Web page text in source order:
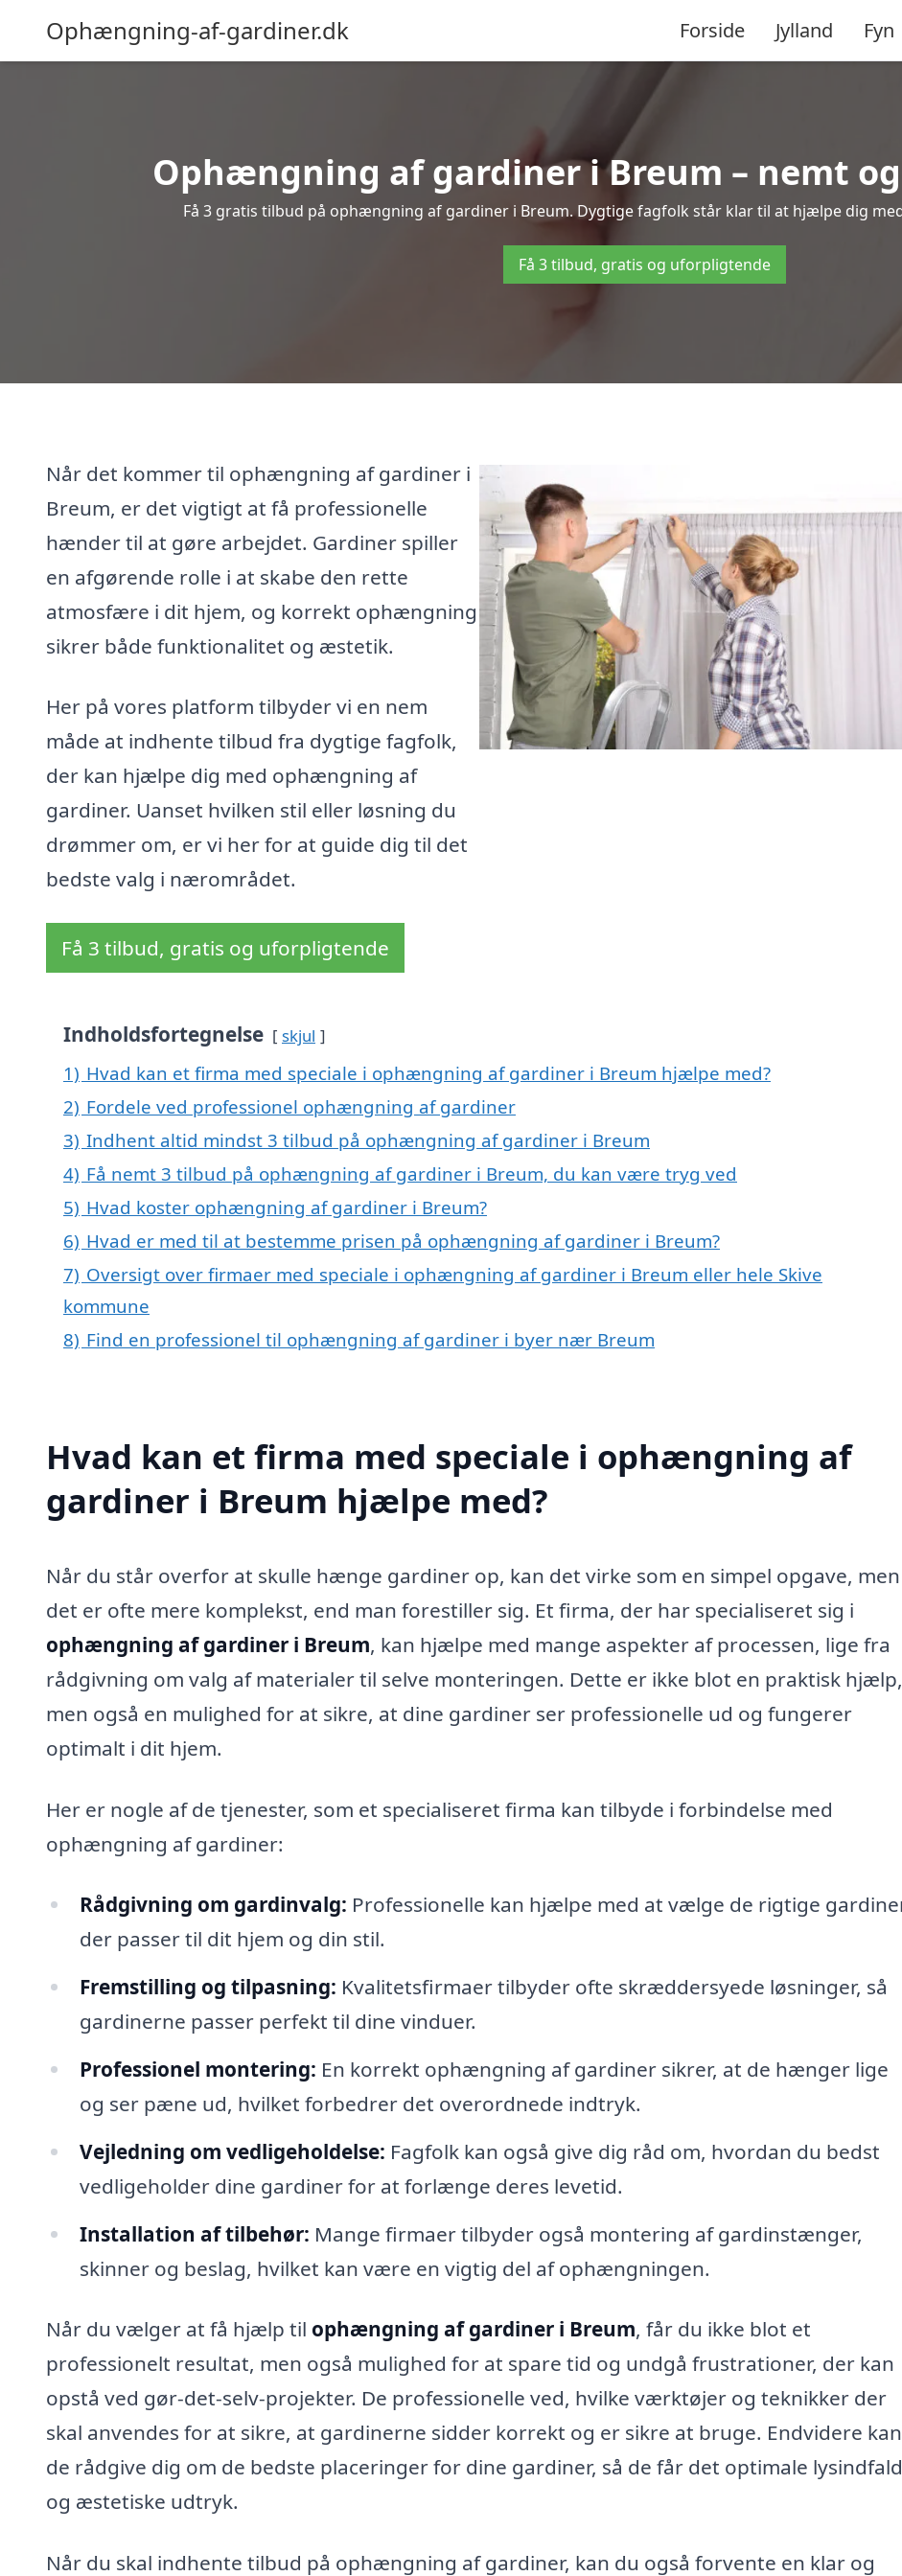
Ophængning-af-gardiner.dk Forside Jylland Fyn
Ophængning af gardiner i Breum – nemt
Få 3 gratis tilbud på ophængning af gardiner i Breum. Dygtige fagfolk står klar til at hjælpe dig
Få 3 tilbud, gratis og uforpligtende
Når det kommer til ophængning af gardiner i
Breum, er det vigtigt at få professionelle
hænder til at gøre arbejdet. Gardiner spiller
en afgørende rolle i at skabe den rette
atmosfære i dit hjem, og korrekt ophængning
sikrer både funktionalitet og æstetik.
Her på vores platform tilbyder vi en nem
måde at indhente tilbud fra dygtige fagfolk,
der kan hjælpe dig med ophængning af
gardiner. Uanset hvilken stil eller løsning du
drømmer om, er vi her for at guide dig til det
bedste valg i nærområdet.
Få 3 tilbud, gratis og uforpligtende
Indholdsfortegnelse skjul
1) Hvad kan et firma med speciale i ophængning af gardiner i Breum hjælpe med?
2) Fordele ved professionel ophængning af gardiner
3) Indhent altid mindst 3 tilbud på ophængning af gardiner i Breum
4) Få nemt 3 tilbud på ophængning af gardiner i Breum, du kan være tryg ved
5) Hvad koster ophængning af gardiner i Breum?
6) Hvad er med til at bestemme prisen på ophængning af gardiner i Breum?
7) Oversigt over firmaer med speciale i ophængning af gardiner i Breum eller hele Skive
kommune
8) Find en professionel til ophængning af gardiner i byer nær Breum
Hvad kan et firma med speciale i ophængning af
gardiner i Breum hjælpe med?
Når du står overfor at skulle hænge gardiner op, kan det virke som en simpel opgave, men
det er ofte mere komplekst, end man forestiller sig. Et firma, der har specialiseret sig i
ophængning af gardiner i Breum, kan hjælpe med mange aspekter af processen, lige fra
rådgivning om valg af materialer til selve monteringen. Dette er ikke blot en praktisk hjælp,
men også en mulighed for at sikre, at dine gardiner ser professionelle ud og fungerer
optimalt i dit hjem.
Her er nogle af de tjenester, som et specialiseret firma kan tilbyde i forbindelse med
ophængning af gardiner:
Rådgivning om gardinvalg: Professionelle kan hjælpe med at vælge de rigtige
der passer til dit hjem og din stil.
Fremstilling og tilpasning: Kvalitetsfirmaer tilbyder ofte skræddersyede løsninger, så
gardinerne passer perfekt til dine vinduer.
Professionel montering: En korrekt ophængning af gardiner sikrer, at de hænger lige
og ser pæne ud, hvilket forbedrer det overordnede indtryk.
Vejledning om vedligeholdelse: Fagfolk kan også give dig råd om, hvordan du bedst
vedligeholder dine gardiner for at forlænge deres levetid.
Installation af tilbehør: Mange firmaer tilbyder også montering af gardinstænger,
skinner og beslag, hvilket kan være en vigtig del af ophængningen.
Når du vælger at få hjælp til ophængning af gardiner i Breum, får du ikke blot et
professionelt resultat, men også mulighed for at spare tid og undgå frustrationer, der kan
opstå ved gør-det-selv-projekter. De professionelle ved, hvilke værktøjer og teknikker der
skal anvendes for at sikre, at gardinerne sidder korrekt og er sikre at bruge. Endvidere kan
de rådgive dig om de bedste placeringer for dine gardiner, så de får det optimale lysindfald
og æstetiske udtryk.
Når du skal indhente tilbud på ophængning af gardiner, kan du også forvente en klar og